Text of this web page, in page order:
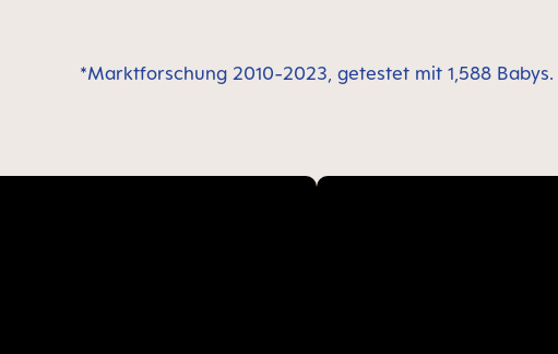
*Marktforschung 2010-2023, getestet mit 1,588 Babys.